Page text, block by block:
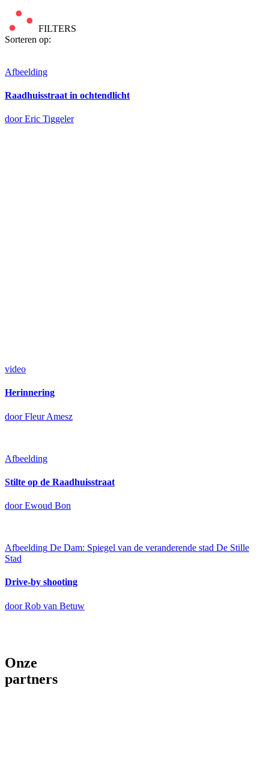
FILTERS
Sorteren op:
Afbeelding
Raadhuisstraat in ochtendlicht
door Eric Tiggeler
video
Herinnering
door Fleur Amesz
Afbeelding
Stilte op de Raadhuisstraat
door Ewoud Bon
Afbeelding De Dam: Spiegel van de veranderende stad De Stille
Stad
Drive-by shooting
door Rob van Betuw
Onze
partners